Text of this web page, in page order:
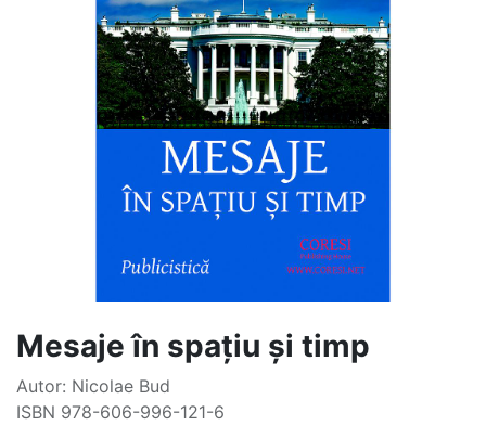
Mesaje în spațiu și timp
Autor: Nicolae Bud
ISBN 978-606-996-121-6